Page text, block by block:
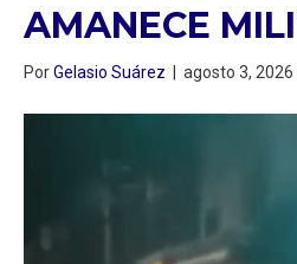
AMANECE
PorGelasio Suárez agosto 3, 2026